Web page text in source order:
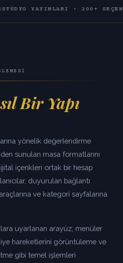
YAYINLARI·200+ SEÇENEK 60+
Bir Yapı
yönelik değerlendirme
sunulan masa formatlarını
içerikleri ortak bir hesap
duyurulan bağlantı
ve kategori sayfalarına
uyarlanan arayüz; menüler
hareketlerini görüntüleme ve
gibi temel işlemleri